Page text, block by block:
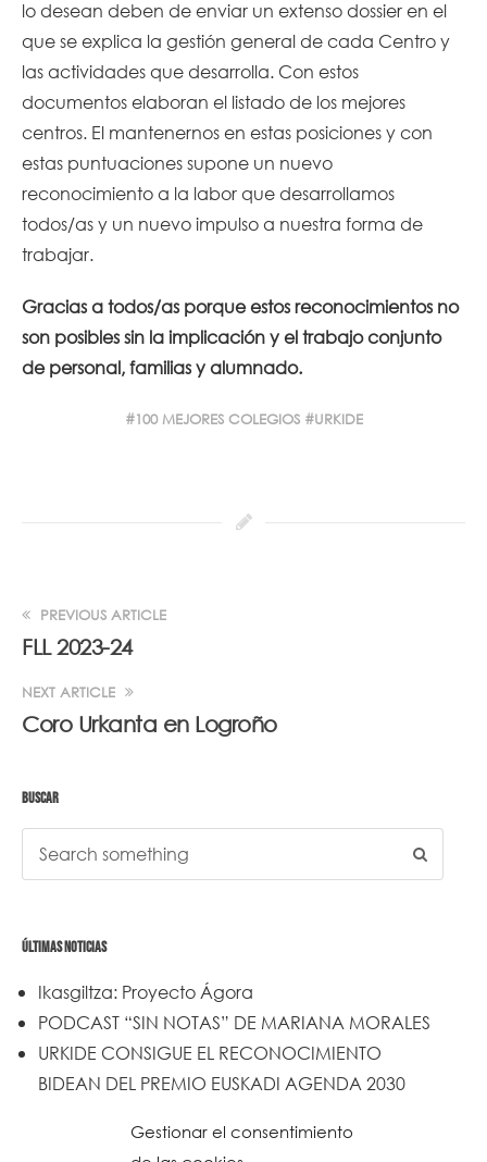
Gestionar el consentimiento
lo desean deben de enviar un extenso dossier en el
que se explica la gestión general de cada Centro y
las actividades que desarrolla. Con estos
documentos elaboran el listado de los mejores
centros. El mantenernos en estas posiciones y con
estas puntuaciones supone un nuevo
reconocimiento a la labor que desarrollamos
todos/as y un nuevo impulso a nuestra forma de
trabajar.
Gracias a todos/as porque estos reconocimientos no
son posibles sin la implicación y el trabajo conjunto
de personal, familias y alumnado.
100 MEJORES COLEGIOS URKIDE
PREVIOUS ARTICLE
FLL 2023-24
NEXT ARTICLE
Coro Urkanta en Logroño
BUSCAR
ÚLTIMAS NOTICIAS
Ikasgiltza: Proyecto Ágora
PODCAST “SIN NOTAS” DE MARIANA MORALES
URKIDE CONSIGUE EL RECONOCIMIENTO
BIDEAN DEL PREMIO EUSKADI AGENDA 2030
Urkide en Cadena SER